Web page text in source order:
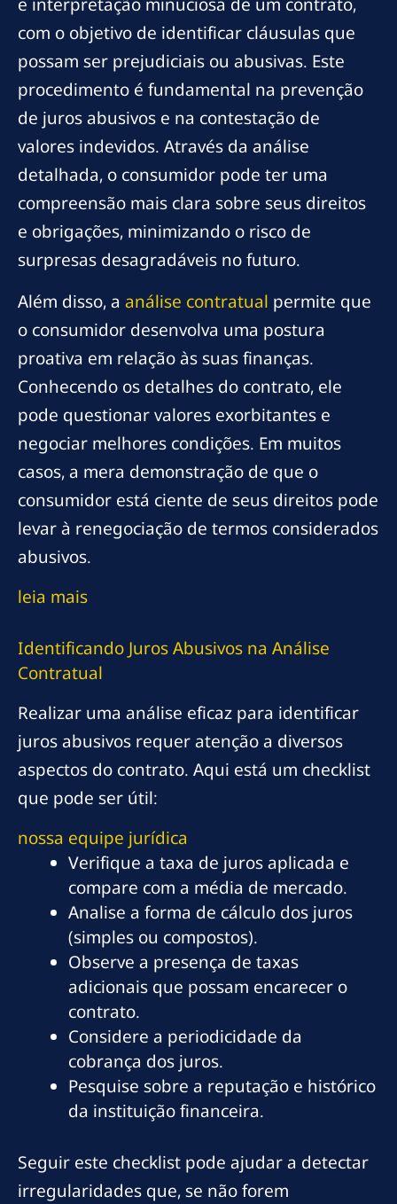
com o objetivo de identificar cláusulas que
possam ser prejudiciais ou abusivas. Este
procedimento é fundamental na prevenção
de juros abusivos e na contestação de
valores indevidos. Através da análise
detalhada, o consumidor pode ter uma
compreensão mais clara sobre seus direitos
e obrigações, minimizando o risco de
surpresas desagradáveis no futuro.
Além disso, a análise contratual permite que
o consumidor desenvolva uma postura
proativa em relação às suas finanças.
Conhecendo os detalhes do contrato, ele
pode questionar valores exorbitantes e
negociar melhores condições. Em muitos
casos, a mera demonstração de que o
consumidor está ciente de seus direitos pode
levar à renegociação de termos considerados
abusivos.
leia mais
Identificando Juros Abusivos na Análise
Contratual
Realizar uma análise eficaz para identificar
juros abusivos requer atenção a diversos
aspectos do contrato. Aqui está um checklist
que pode ser útil:
nossa equipe jurídica
Verifique a taxa de juros aplicada e
compare com a média de mercado.
Analise a forma de cálculo dos juros
(simples ou compostos).
Observe a presença de taxas
adicionais que possam encarecer o
contrato.
Considere a periodicidade da
cobrança dos juros.
Pesquise sobre a reputação e histórico
da instituição financeira.
Seguir este checklist pode ajudar a detectar
irregularidades que, se não forem